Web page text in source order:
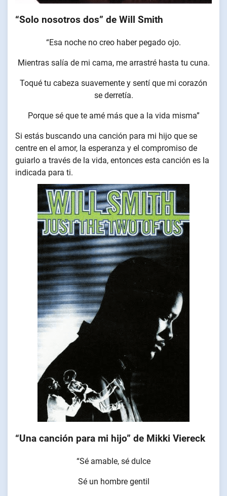
“Solo nosotros dos” de Will Smith
“Esa noche no creo haber pegado ojo.
Mientras salía de mi cama, me arrastré hasta tu cuna.
Toqué tu cabeza suavemente y sentí que mi corazón
se derretía.
Porque sé que te amé más que a la vida misma”
Si estás buscando una canción para mi hijo que se
centre en el amor, la esperanza y el compromiso de
guiarlo a través de la vida, entonces esta canción es la
indicada para ti.
“Una canción para mi hijo” de Mikki Viereck
“Sé amable, sé dulce
Sé un hombre gentil